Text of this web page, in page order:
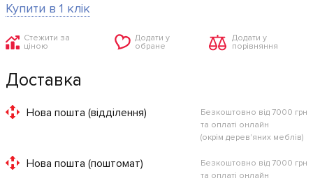
Купити в 1 клік
Стежити за
ціною
Додати у
обране
Додати у
порівняння
Доставка
Нова пошта (відділення)
Безкоштовно від 7000 грн
та оплаті онлайн
(окрім дерев'яних меблів)
Нова пошта (поштомат)
Безкоштовно від 7000 грн
та оплаті онлайн